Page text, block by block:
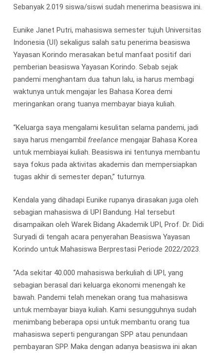
Sebanyak 2.019 siswa/siswi sudah menerima beasiswa ini.
Eunike Janet Putri, mahasiswa semester tujuh Universitas
Indonesia (UI) sekaligus salah satu penerima beasiswa
Yayasan Korindo merasakan betul manfaat positif dari
pemberian beasiswa Yayasan Korindo. Sebab sejak
pandemi menghantam dua tahun lalu, ia harus membagi
waktunya untuk mengajar les Bahasa Korea demi
meringankan orang tuanya membayar biaya kuliah.
“Keluarga saya mengalami kesulitan selama pandemi, jadi
saya harus mengambil freelance mengajar Bahasa Korea
untuk membiayai kuliah. Beasiswa ini tentunya membantu
saya fokus pada aktivitas akademis dan mempersiapkan
tugas akhir di semester depan,” tuturnya.
Kendala yang dihadapi Eunike rupanya dirasakan juga oleh
sebagian mahasiswa di UPI Bandung. Hal tersebut
disampaikan oleh Warek Bidang Akademik UPI, Prof. Dr. Didi
Suryadi di tengah acara penyerahan Beasiswa Yayasan
Korindo untuk Mahasiswa Berprestasi Periode 2022/2023.
“Ada sekitar 40.000 mahasiswa berkuliah di UPI, yang
sebagian berasal dari keluarga ekonomi menengah ke
bawah. Pandemi telah menekan orang tua mahasiswa
untuk membayar biaya kuliah. Kami sesungguhnya sudah
menimbang beberapa opsi untuk membantu orang tua
mahasiswa seperti pengurangan SPP atau penundaan
pembayaran SPP. Maka dengan adanya beasiswa ini akan